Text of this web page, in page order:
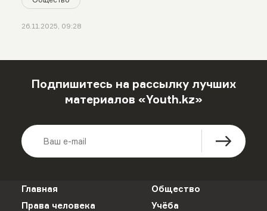
26.11.2025, 09:28
Подпишитесь на рассылку лучших
материалов «Youth.kz»
Главная
Общество
Права человека
Учёба